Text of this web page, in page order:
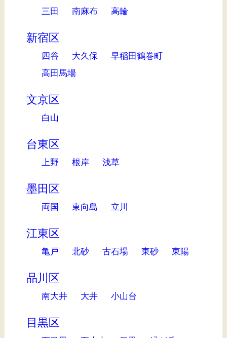
三田 南麻布 高輪
新宿区
四谷 大久保
早稲田鶴巻町
高田馬場
文京区
白山
台東区
上野 根岸 浅草
墨田区
両国 東向島 立川
江東区
亀戸 北砂 古石場 東砂 東陽
品川区
南大井 大井 小山台
目黒区